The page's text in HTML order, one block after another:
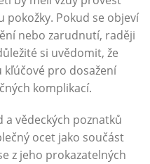
Pokud se objeví
nebo zarudnutí, raději
si uvědomit, že
kľúčové pro dosažení
komplikací.
vědeckých poznatků
ocet jako součást
z jeho prokazatelných